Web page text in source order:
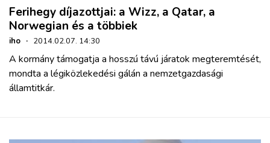
Ferihegy díjazottjai: a Wizz, a Qatar, a
Norwegian és a többiek
iho · 2014.02.07. 14:30
A kormány támogatja a hosszú távú járatok megteremtését,
mondta a légiközlekedési gálán a nemzetgazdasági
államtitkár.